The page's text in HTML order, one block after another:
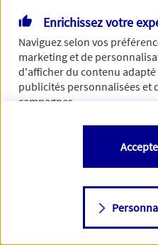
Enrichissez votre
Naviguez selon vos
marketing et de
d'afficher du contenu
publicités personnalisées et
campagnes.
Vous êtes libre de les
changer d'avis à tout moment
Consulter notre politique de